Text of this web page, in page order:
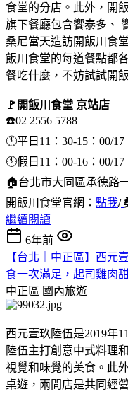
食堂的分店。此外，開
旗下餐廳包含饗泰多、
桑尼當天造訪開飯川食
飯川食堂的每道餐點都
餐吃什麼，不妨試試開
🚩開飯川食堂 京站店
☎️02 2556 5788
🕚平日11：30-15：00/17
🕚假日11：00-16：00/17
🏠台北市大同區承德路
開飯川食堂官網： 點我/
繼續閱讀
6年前
【台北｜中正區】西元
食一次滿足，起司雞肉
中正區 國內旅遊
西元壹玖陸伍是2019年
陸伍主打創意中式料理
視覺和味覺的美食。此
桌遊，兩間店是共同經